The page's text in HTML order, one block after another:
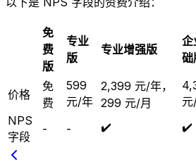
免
费
版
专业
版
专业增强版
企
础
价格
免
费
599
元/年
2,399 元/年，
299 元/月
NPS
字段
- - ✔️ ✔️